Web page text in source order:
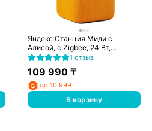
Яндекс Станция Миди с
Алисой, с Zigbee, 24 Вт,
оранжевая 1 отзыв
109 990 ₸
до 10 999
В корзину